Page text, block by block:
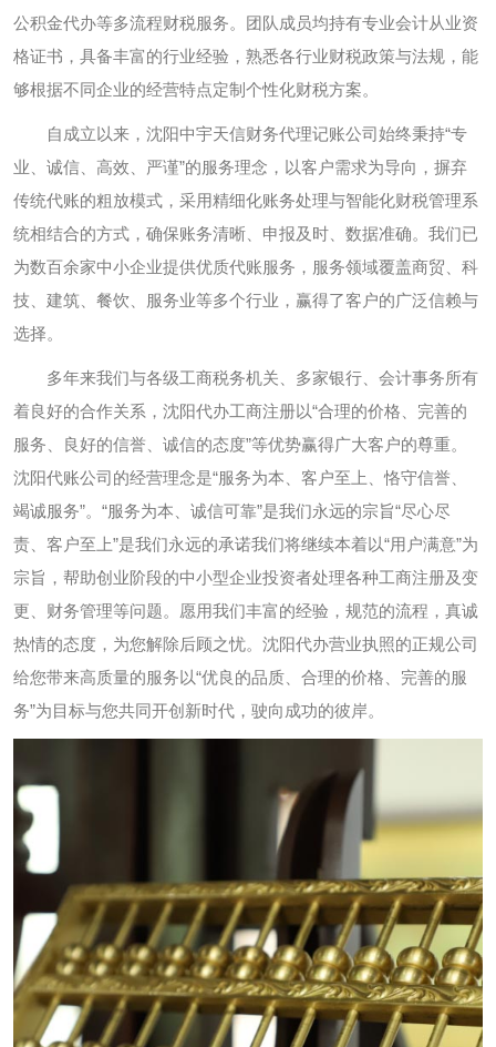
公积金代办等多流程财税服务。团队成员均持有专业会计从业资
格证书，具备丰富的行业经验，熟悉各行业财税政策与法规，能
够根据不同企业的经营特点定制个性化财税方案。
自成立以来，沈阳中宇天信财务代理记账公司始终秉持“专
业、诚信、高效、严谨”的服务理念，以客户需求为导向，摒弃
传统代账的粗放模式，采用精细化账务处理与智能化财税管理系
统相结合的方式，确保账务清晰、申报及时、数据准确。我们已
为数百余家中小企业提供优质代账服务，服务领域覆盖商贸、科
技、建筑、餐饮、服务业等多个行业，赢得了客户的广泛信赖与
选择。
多年来我们与各级工商税务机关、多家银行、会计事务所有
着良好的合作关系，沈阳代办工商注册以“合理的价格、完善的
服务、良好的信誉、诚信的态度”等优势赢得广大客户的尊重。
沈阳代账公司的经营理念是“服务为本、客户至上、恪守信誉、
竭诚服务”。“服务为本、诚信可靠”是我们永远的宗旨“尽心尽
责、客户至上”是我们永远的承诺我们将继续本着以“用户满意”为
宗旨，帮助创业阶段的中小型企业投资者处理各种工商注册及变
更、财务管理等问题。愿用我们丰富的经验，规范的流程，真诚
热情的态度，为您解除后顾之忧。沈阳代办营业执照的正规公司
给您带来高质量的服务以“优良的品质、合理的价格、完善的服
务”为目标与您共同开创新时代，驶向成功的彼岸。